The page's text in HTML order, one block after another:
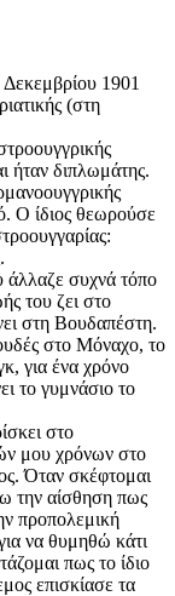
1901
(στη
ήταν διπλωμάτης.
Ο ίδιος θεωρούσε
άλλαζε συχνά τόπο
του ζει στο
στη Βουδαπέστη.
στο Μόναχο, το
για ένα χρόνο
το γυμνάσιο το
στο
μου χρόνων στο
Όταν σκέφτομαι
την αίσθηση πως
προπολεμική
να θυμηθώ κάτι
πως το ίδιο
επισκίασε τα